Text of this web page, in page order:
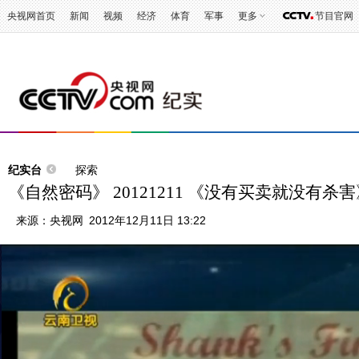
央视网首页 新闻 视频 经济 体育 军事 更多 节目官网
纪实台 探索
《自然密码》 20121211 《没有买卖就没有杀
来源： 央视网 2012年12月11日 13:22